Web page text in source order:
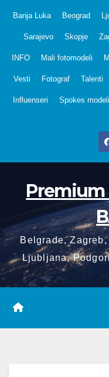
Banja Luka Beograd
Sarajevo Skopje
INFO Mali fotomodeli
Vesti Fotograf Talenti
Influenseri Spokes modeli
Premium
Belgrade,
Ljubljana,